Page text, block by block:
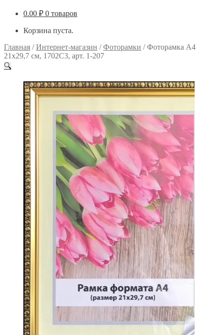
0.00 ₽ 0 товаров
Корзина пуста.
Главная /Интернет-магазин /Фоторамки /Фоторамка А4
21х29,7 см, 1702C3, арт. 1-207
🔍